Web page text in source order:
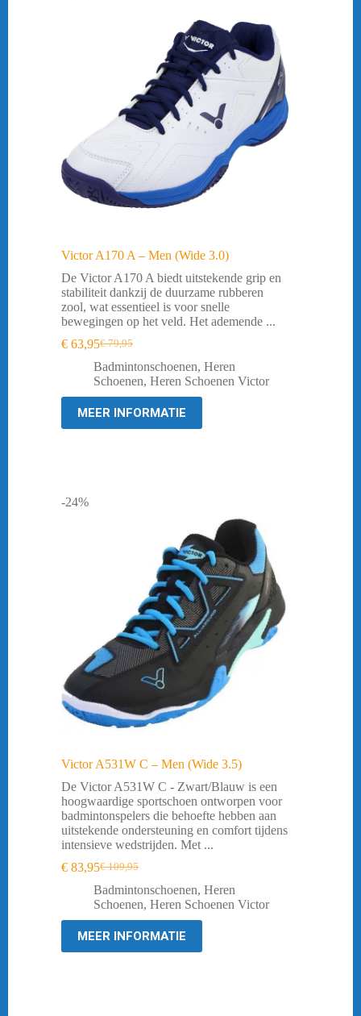
Victor A170 A – Men (Wide 3.0)
De Victor A170 A biedt uitstekende grip en
stabiliteit dankzij de duurzame rubberen
zool, wat essentieel is voor snelle
bewegingen op het veld. Het ademende ...
€79,95
Oorspronkelijke
prijs
was:
€ 63,95Huidige
prijs
is:
Badmintonschoenen, Heren
Schoenen, Heren Schoenen Victor
MEER INFORMATIE
-24%
Victor A531W C – Men (Wide 3.5)
De Victor A531W C - Zwart/Blauw is een
hoogwaardige sportschoen ontworpen voor
badmintonspelers die behoefte hebben aan
uitstekende ondersteuning en comfort tijdens
intensieve wedstrijden. Met ...
€109,95
Oorspronkelijke
prijs
was:
€ 83,95Huidige
prijs
is:
Badmintonschoenen, Heren
Schoenen, Heren Schoenen Victor
MEER INFORMATIE